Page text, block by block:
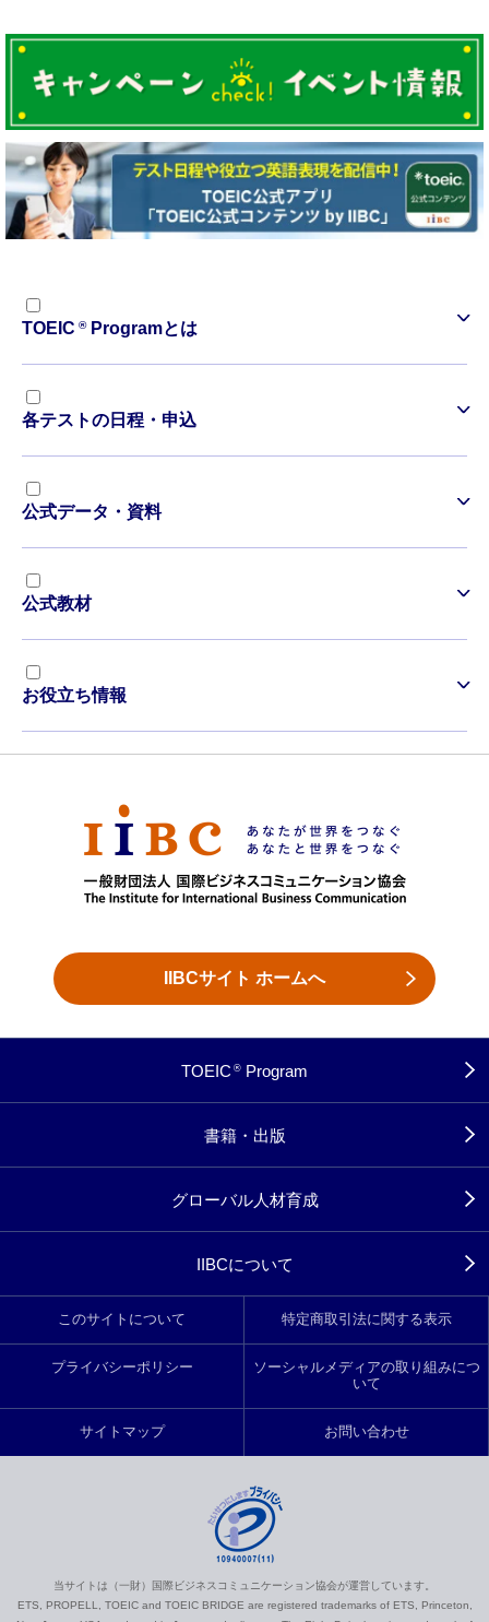
TOEIC ®Programとは
各テストの日程・申込
公式データ・資料
公式教材
お役立ち情報
IIBCサイト ホームへ
TOEIC ® Program
書籍・出版
グローバル人材育成
IIBCについて
このサイトについて 特定商取引法に関する表示
プライバシーポリシー
ソーシャルメディアの取り組みにつ
いて
サイトマップ お問い合わせ
当サイトは（一財）国際ビジネスコミュニケーション協会が運営しています。
ETS, PROPELL, TOEIC and TOEIC BRIDGE are registered trademarks of ETS, Princeton,